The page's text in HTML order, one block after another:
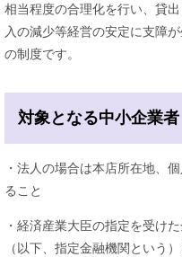
相当程度の合理化を行い、貸
入の減少等経営の安定に支障
の制度です。
対象となる中小企業者
・法人の場合は本店所在地、
ること
・経済産業大臣の指定を受け
（以下、指定金融機関という